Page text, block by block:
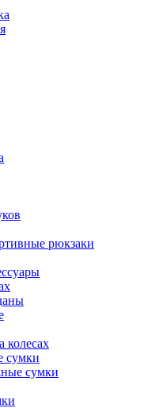
рюкзаки
колесах
сумки
сумки